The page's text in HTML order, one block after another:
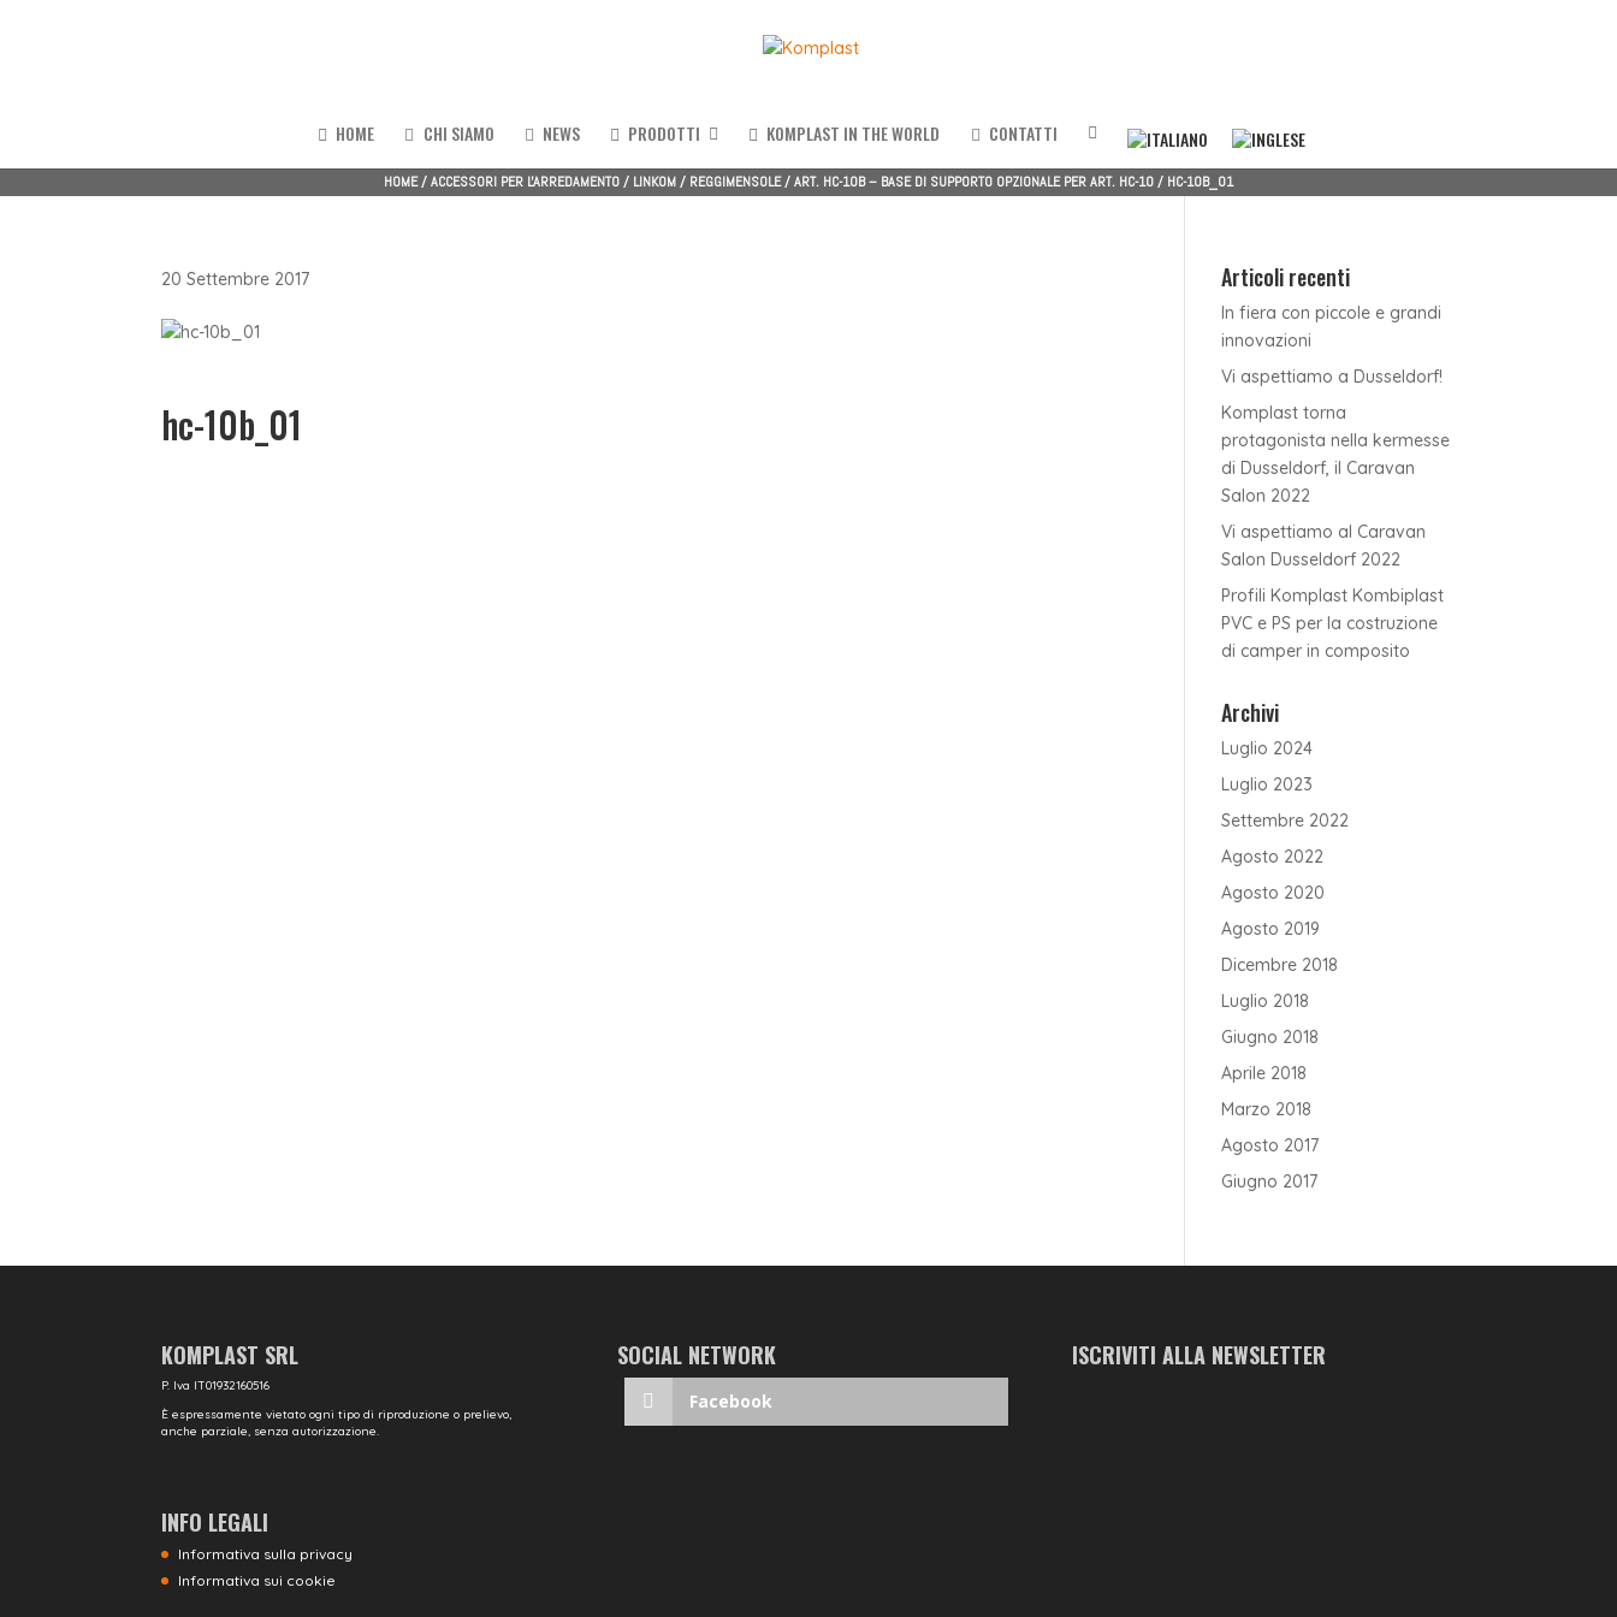
HOME CHI SIAMO NEWS PRODOTTI KOMPLAST IN THE WORLD CONTATTI
HOME/ACCESSORI PER L'ARREDAMENTO/ LINKOM/ REGGIMENSOLE/ART. HC-10B – BASE DI SUPPORTO OPZIONALE PER ART. HC-10/ HC-10B_01
20 Settembre 2017
hc-10b_01
Articoli recenti
In fiera con piccole e grandi
innovazioni
Vi aspettiamo a Dusseldorf!
Komplast torna
protagonista nella kermesse
di Dusseldorf, il Caravan
Salon 2022
Vi aspettiamo al Caravan
Salon Dusseldorf 2022
Profili Komplast Kombiplast
PVC e PS per la costruzione
di camper in composito
Archivi
Luglio 2024
Luglio 2023
Settembre 2022
Agosto 2022
Agosto 2020
Agosto 2019
Dicembre 2018
Luglio 2018
Giugno 2018
Aprile 2018
Marzo 2018
Agosto 2017
Giugno 2017
KOMPLAST SRL
P. Iva IT01932160516
È espressamente vietato ogni tipo di riproduzione o prelievo,
anche parziale, senza autorizzazione.
INFO LEGALI
Informativa sulla privacy
Informativa sui cookie
SOCIAL NETWORK
Facebook
ISCRIVITI ALLA NEWSLETTER